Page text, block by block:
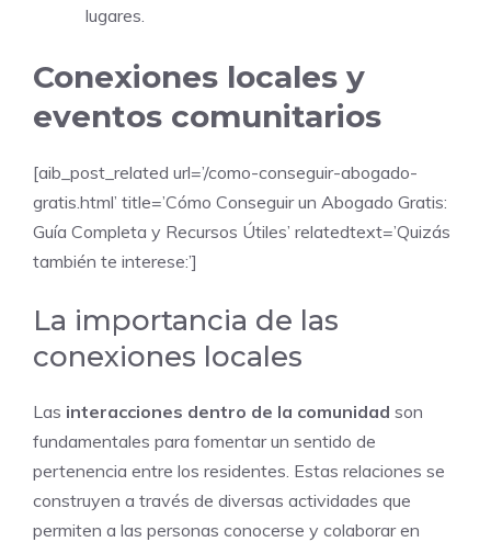
lugares.
Conexiones locales y
eventos comunitarios
[aib_post_related url=’/como-conseguir-abogado-
gratis.html’ title=’Cómo Conseguir un Abogado Gratis:
Guía Completa y Recursos Útiles’ relatedtext=’Quizás
también te interese:’]
La importancia de las
conexiones locales
Las interacciones dentro de la comunidad son
fundamentales para fomentar un sentido de
pertenencia entre los residentes. Estas relaciones se
construyen a través de diversas actividades que
permiten a las personas conocerse y colaborar en